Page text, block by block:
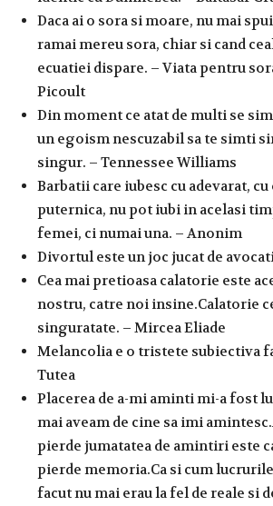
Daca ai o sora si moare, nu mai
ramai mereu sora, chiar si cand
ecuatiei dispare. – Viata pentru
Picoult
Din moment ce atat de multi se
un egoism nescuzabil sa te simti
singur. – Tennessee Williams
Barbatii care iubesc cu adevarat, cu
puternica, nu pot iubi in acelasi
femei, ci numai una. – Anonim
Divortul este un joc jucat de
Cea mai pretioasa calatorie este
nostru, catre noi insine.Calatorie
singuratate. – Mircea Eliade
Melancolia e o tristete subiectiva
Tutea
Placerea de a-mi aminti mi-a fost
mai aveam de cine sa imi
pierde jumatatea de amintiri este
pierde memoria.Ca si cum
facut nu mai erau la fel de reale si